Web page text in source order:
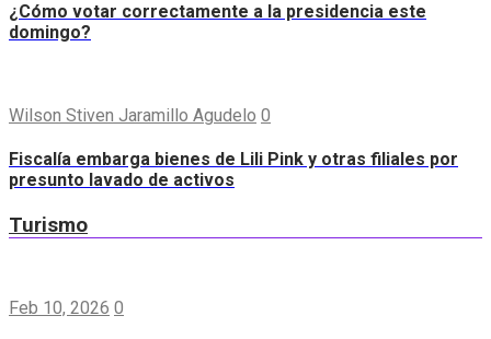
¿Cómo votar correctamente a la presidencia este
domingo?
Wilson Stiven Jaramillo Agudelo 0
Fiscalía embarga bienes de Lili Pink y otras filiales por
presunto lavado de activos
Turismo
Feb 10, 2026 0